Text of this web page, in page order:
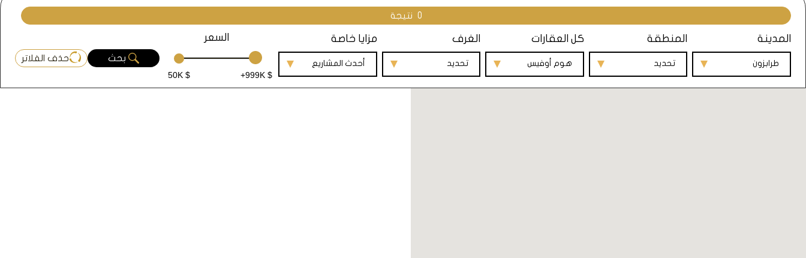
0 نتيجة
المدينة
طرابزون
المنطقة
تحديد
كل العقارات
هوم أوفيس
الغرف
تحديد
مزايا خاصة
أحدث المشاريع
السعر
50K $ +999K $
بحث حذف الفلاتر